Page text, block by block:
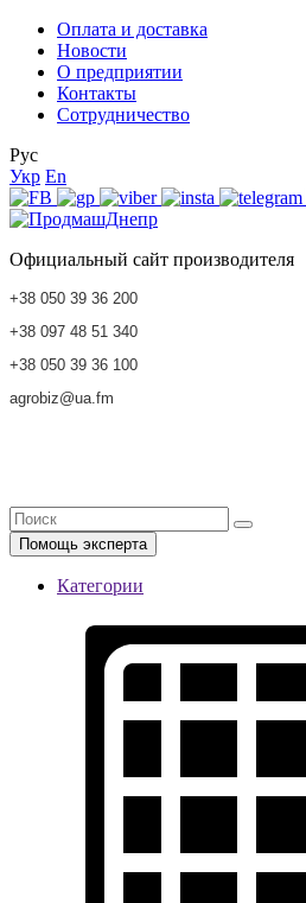
Оплата и доставка
Новости
О предприятии
Контакты
Сотрудничество
Рус
Укр En
Официальный сайт производителя
+38 050 39 36 200
+38 097 48 51 340
+38 050 39 36 100
agrobiz@ua.fm
Помощь эксперта
Категории